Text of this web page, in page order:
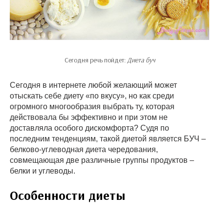
Сегодня речь пойдет:Диета буч
Сегодня в интернете любой желающий может
отыскать себе диету «по вкусу», но как среди
огромного многообразия выбрать ту, которая
действовала бы эффективно и при этом не
доставляла особого дискомфорта? Судя по
последним тенденциям, такой диетой является БУЧ –
белково-углеводная диета чередования,
совмещающая две различные группы продуктов –
белки и углеводы.
Особенности диеты